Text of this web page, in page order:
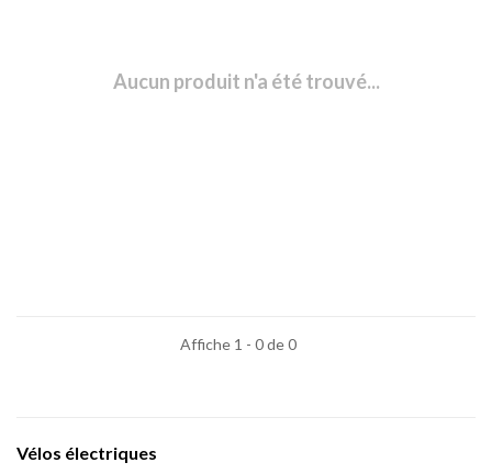
Aucun produit n'a été trouvé...
Affiche 1 - 0 de 0
Vélos électriques